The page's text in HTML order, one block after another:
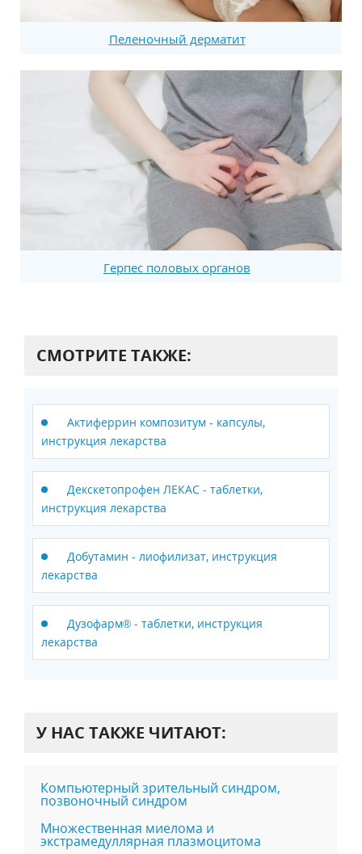
Пеленочный дерматит
Герпес половых органов
СМОТРИТЕ ТАКЖЕ:
Актиферрин композитум - капсулы,
инструкция лекарства
Декскетопрофен ЛЕКАС - таблетки,
инструкция лекарства
Добутамин - лиофилизат, инструкция
лекарства
Дузофарм® - таблетки, инструкция
лекарства
У НАС ТАКЖЕ ЧИТАЮТ:
Компьютерный зрительный синдром,
позвоночный синдром
Множественная миелома и
экстрамедуллярная плазмоцитома